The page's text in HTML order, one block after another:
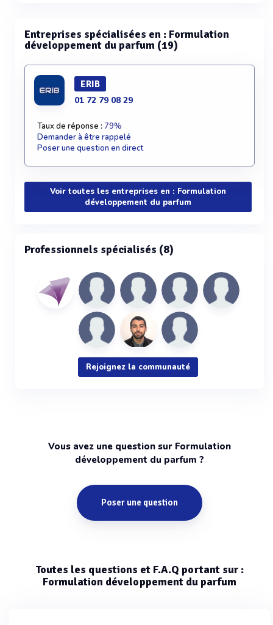
Entreprises spécialisées en : Formulation
développement du parfum (19)
ERIB
01 72 79 08 29
Taux de réponse : 79%
Demander à être rappelé
Poser une question en direct
Voir toutes les entreprises en : Formulation
développement du parfum
Professionnels spécialisés (8)
Rejoignez la communauté
Vous avez une question sur Formulation
développement du parfum ?
Poser une question
Toutes les questions et F.A.Q portant sur :
Formulation développement du parfum